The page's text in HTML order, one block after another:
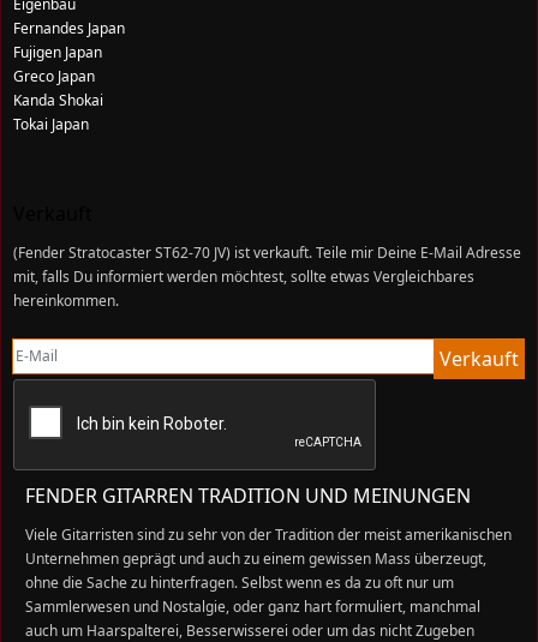
Eigenbau
Fernandes Japan
Fujigen Japan
Greco Japan
Kanda Shokai
Tokai Japan
(Fender Stratocaster ST62-70 JV) ist verkauft. Teile mir Deine E-Mail Adresse
mit, falls Du informiert werden möchtest, sollte etwas Vergleichbares
hereinkommen.
E-Mail Verkauft
FENDER GITARREN TRADITION UND MEINUNGEN
Viele Gitarristen sind zu sehr von der Tradition der meist amerikanischen
Unternehmen geprägt und auch zu einem gewissen Mass überzeugt,
ohne die Sache zu hinterfragen. Selbst wenn es da zu oft nur um
Sammlerwesen und Nostalgie, oder ganz hart formuliert, manchmal
auch um Haarspalterei, Besserwisserei oder um das nicht Zugeben